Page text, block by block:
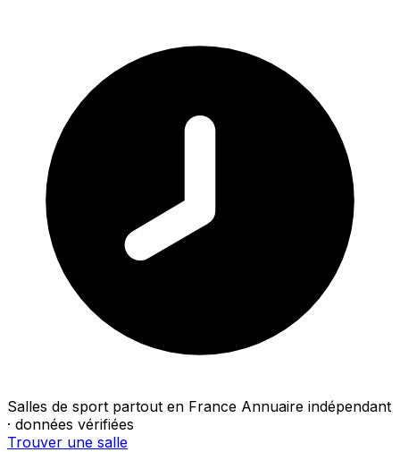
Salles de sport partout en France Annuaire indépendant
· données vérifiées
Trouver une salle